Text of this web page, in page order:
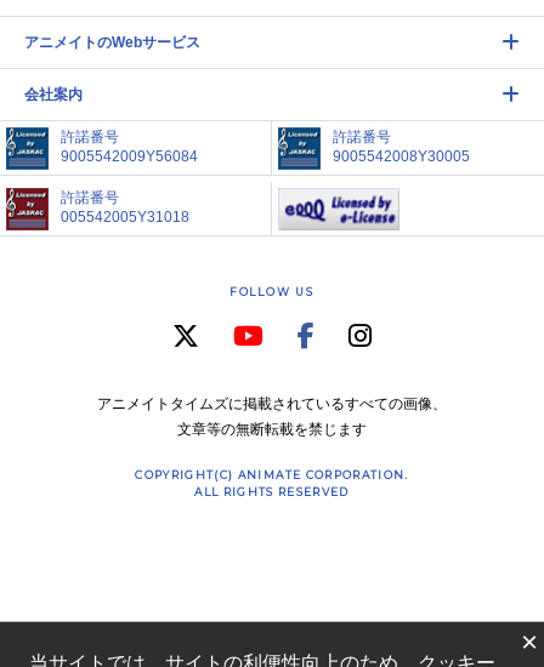
アニメイトのWebサービス
会社案内
許諾番号
9005542009Y56084
許諾番号
9005542008Y30005
許諾番号
005542005Y31018
FOLLOW US
アニメイトタイムズに掲載されているすべての画像、
文章等の無断転載を禁じます
COPYRIGHT(C) ANIMATE CORPORATION.
ALL RIGHTS RESERVED
×
当サイトでは、サイトの利便性向上のため、クッキー